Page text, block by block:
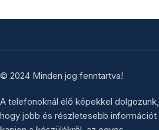
© 2024 Minden jog fenntartva!
A telefonoknál élő képekkel dolgozunk,
hogy jobb és részletesebb információt